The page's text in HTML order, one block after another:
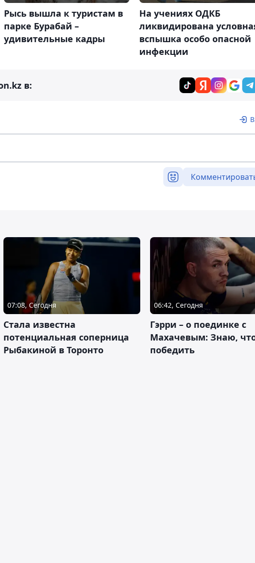
Рысь вышла к туристам в
парке Бурабай –
удивительные кадры
На учениях ОДКБ
ликвидирована
вспышка особо опасной
инфекции
в:
07:08, Сегодня
Cтала известна
потенциальная соперница
Рыбакиной в Торонто
06:42, Сегодня
Гэрри – о поединке с
Махачевым: Знаю,
победить